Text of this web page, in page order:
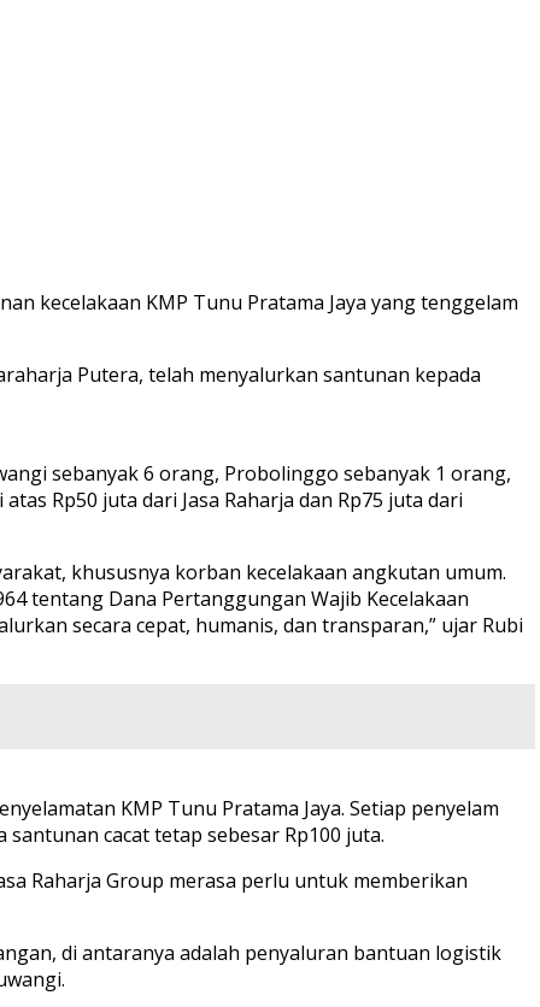
kecelakaan KMP Tunu Pratama Jaya yang tenggelam
Putera, telah menyalurkan santunan kepada
sebanyak 6 orang, Probolinggo sebanyak 1 orang,
Rp50 juta dari Jasa Raharja dan Rp75 juta dari
khususnya korban kecelakaan angkutan umum.
tentang Dana Pertanggungan Wajib Kecelakaan
secara cepat, humanis, dan transparan,” ujar Rubi
KMP Tunu Pratama Jaya. Setiap penyelam
cacat tetap sebesar Rp100 juta.
Raharja Group merasa perlu untuk memberikan
di antaranya adalah penyaluran bantuan logistik